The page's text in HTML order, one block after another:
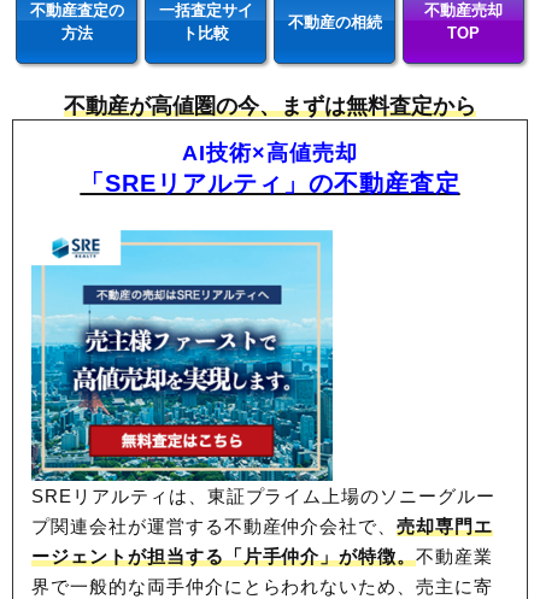
不動産査定の
方法
一括査定サイ
ト比較
不動産の相続
不動産売却
TOP
不動産が高値圏の今、まずは無料査定から
AI技術×高値売却
「SREリアルティ」の不動産査定
SREリアルティは、東証プライム上場のソニーグルー
プ関連会社が運営する不動産仲介会社で、売却専門エ
ージェントが担当する「片手仲介」が特徴。不動産業
界で一般的な両手仲介にとらわれないため、売主に寄